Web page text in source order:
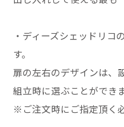
・ディーズシェッドリコ
す。
扉の左右のデザインは、
組立時に選ぶことができま
※ご注文時にご指定頂く